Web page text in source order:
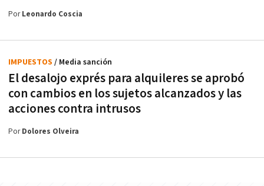
PorLeonardo Coscia
El desalojo exprés para alquileres se aprobó
con cambios en los sujetos alcanzados y las
acciones contra intrusos
IMPUESTOS / Media sanción
PorDolores Olveira